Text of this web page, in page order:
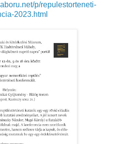
p/repulestorteneti-
2023.html